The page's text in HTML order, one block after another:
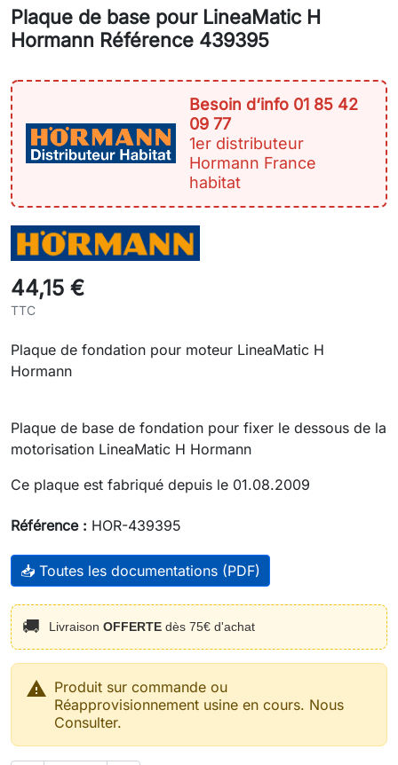
Plaque de base pour LineaMatic H
Hormann Référence 439395
Besoin d‘info 01 85 42
09 77
1er distributeur
Hormann France
habitat
44,15 €
TTC
Plaque de fondation pour moteur LineaMatic H
Hormann
Plaque de base de fondation pour fixer le dessous de la
motorisation LineaMatic H Hormann
Ce plaque est fabriqué depuis le 01.08.2009
Référence : HOR-439395
📥 Toutes les documentations (PDF)
🚚 Livraison OFFERTE dès 75€ d'achat
 Produit sur commande ou
Réapprovisionnement usine en cours. Nous
Consulter.